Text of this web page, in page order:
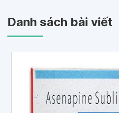
Danh sách bài viết